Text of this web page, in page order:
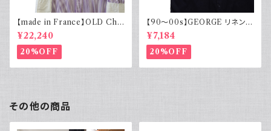
【made in France】OLD Cha
rvet ストライプ 切り替え 紫
¥22,240
20%OFF
【90～00s】GEORGE リネンレ
ーヨンシャツ 黒 ボックスシルエ
ット XL
¥7,184
20%OFF
その他の商品